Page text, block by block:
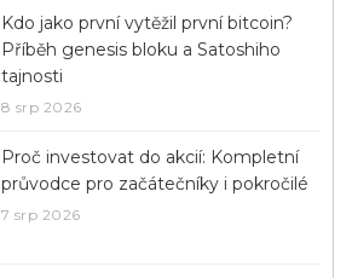
Kdo jako první vytěžil první bitcoin?
Příběh genesis bloku a Satoshiho
tajnosti
8 srp 2026
Proč investovat do akcií: Kompletní
průvodce pro začátečníky i pokročilé
7 srp 2026